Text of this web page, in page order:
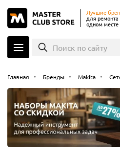
Лучшие
для ремонта
одном месте
Поиск по сайту
Главная Бренды Makita